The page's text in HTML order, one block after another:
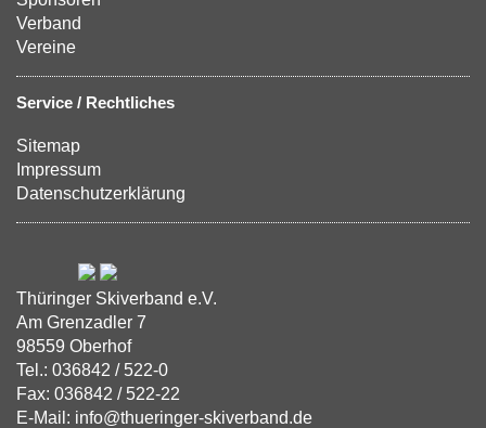
Verband
Vereine
Service / Rechtliches
Sitemap
Impressum
Datenschutzerklärung
Thüringer Skiverband e.V.
Am Grenzadler 7
98559 Oberhof
Tel.: 036842 / 522-0
Fax: 036842 / 522-22
E-Mail: info@thueringer-skiverband.de